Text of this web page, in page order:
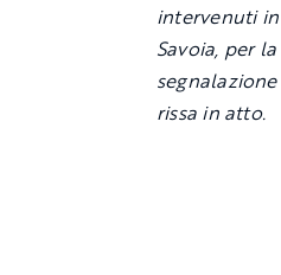
intervenuti
Savoia, per la
rissa in atto.